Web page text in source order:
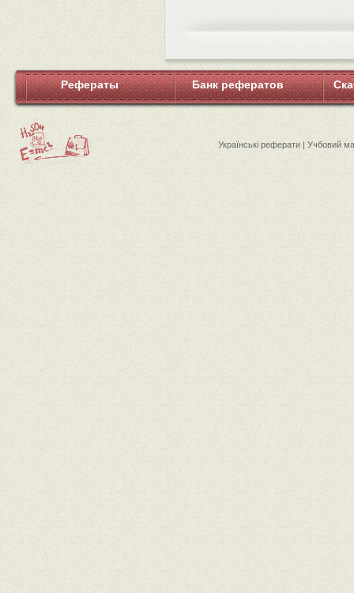
Рефераты Банк рефератов
Українські реферати | Учбовий